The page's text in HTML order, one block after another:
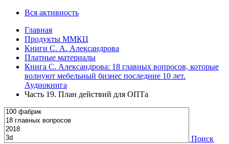
Вся активность
Главная
Продукты ММКЦ
Книги С. А. Александрова
Платные материалы
Книга С. Александрова: 18 главных вопросов, которые
волнуют мебельный бизнес последние 10 лет.
Аудиокнига
Часть 19. План действий для ОПТа
Поиск